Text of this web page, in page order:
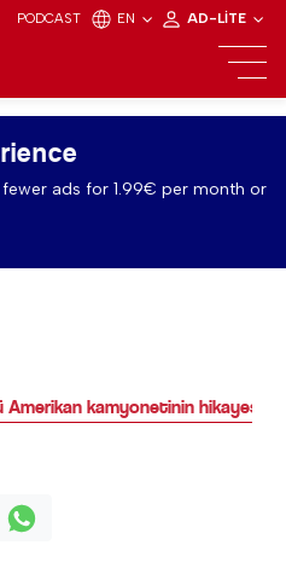
PODCAST EN AD-LITE
ads for 1.99€ per month or
kamyonetinin hikayesi